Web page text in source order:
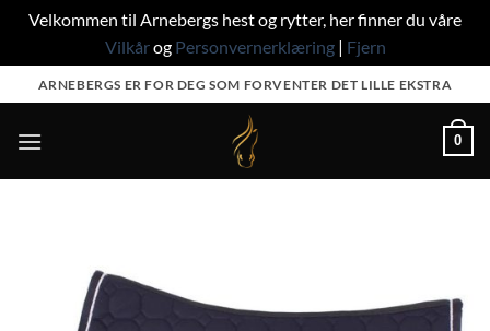
Velkommen til Arnebergs hest og rytter, her finner du våre
Vilkårog Personvernerklæring| Fjern
to
content
ARNEBERGS ER FOR DEG SOM FORVENTER DET LILLE EKSTRA
0